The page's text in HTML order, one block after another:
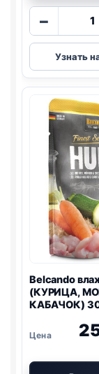
−
Узнать
Belcando
(КУРИЦА,
КАБАЧОК)